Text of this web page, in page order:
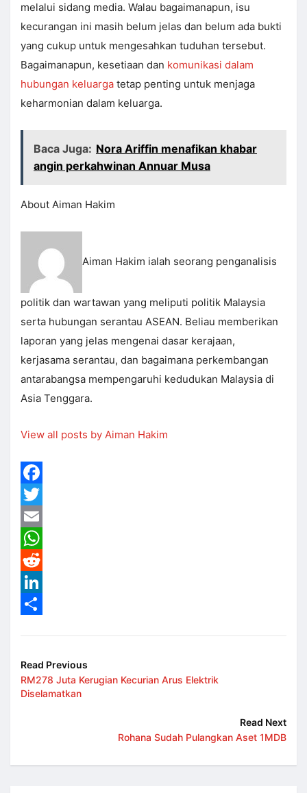
melalui sidang media. Walau bagaimanapun, isu
kecurangan ini masih belum jelas dan belum ada bukti
yang cukup untuk mengesahkan tuduhan tersebut.
Bagaimanapun, kesetiaan dan komunikasi dalam
hubungan keluarga tetap penting untuk menjaga
keharmonian dalam keluarga.
Baca Juga: Nora Ariffin menafikan khabar
angin perkahwinan Annuar Musa
About Aiman Hakim
Aiman Hakim ialah seorang penganalisis
politik dan wartawan yang meliputi politik Malaysia
serta hubungan serantau ASEAN. Beliau memberikan
laporan yang jelas mengenai dasar kerajaan,
kerjasama serantau, dan bagaimana perkembangan
antarabangsa mempengaruhi kedudukan Malaysia di
Asia Tenggara.
View all posts by Aiman Hakim
Facebook
Twitter
Email
WhatsApp
Reddit
LinkedIn
Read Previous
RM278 Juta Kerugian Kecurian Arus Elektrik
Diselamatkan
Read Next
Rohana Sudah Pulangkan Aset 1MDB